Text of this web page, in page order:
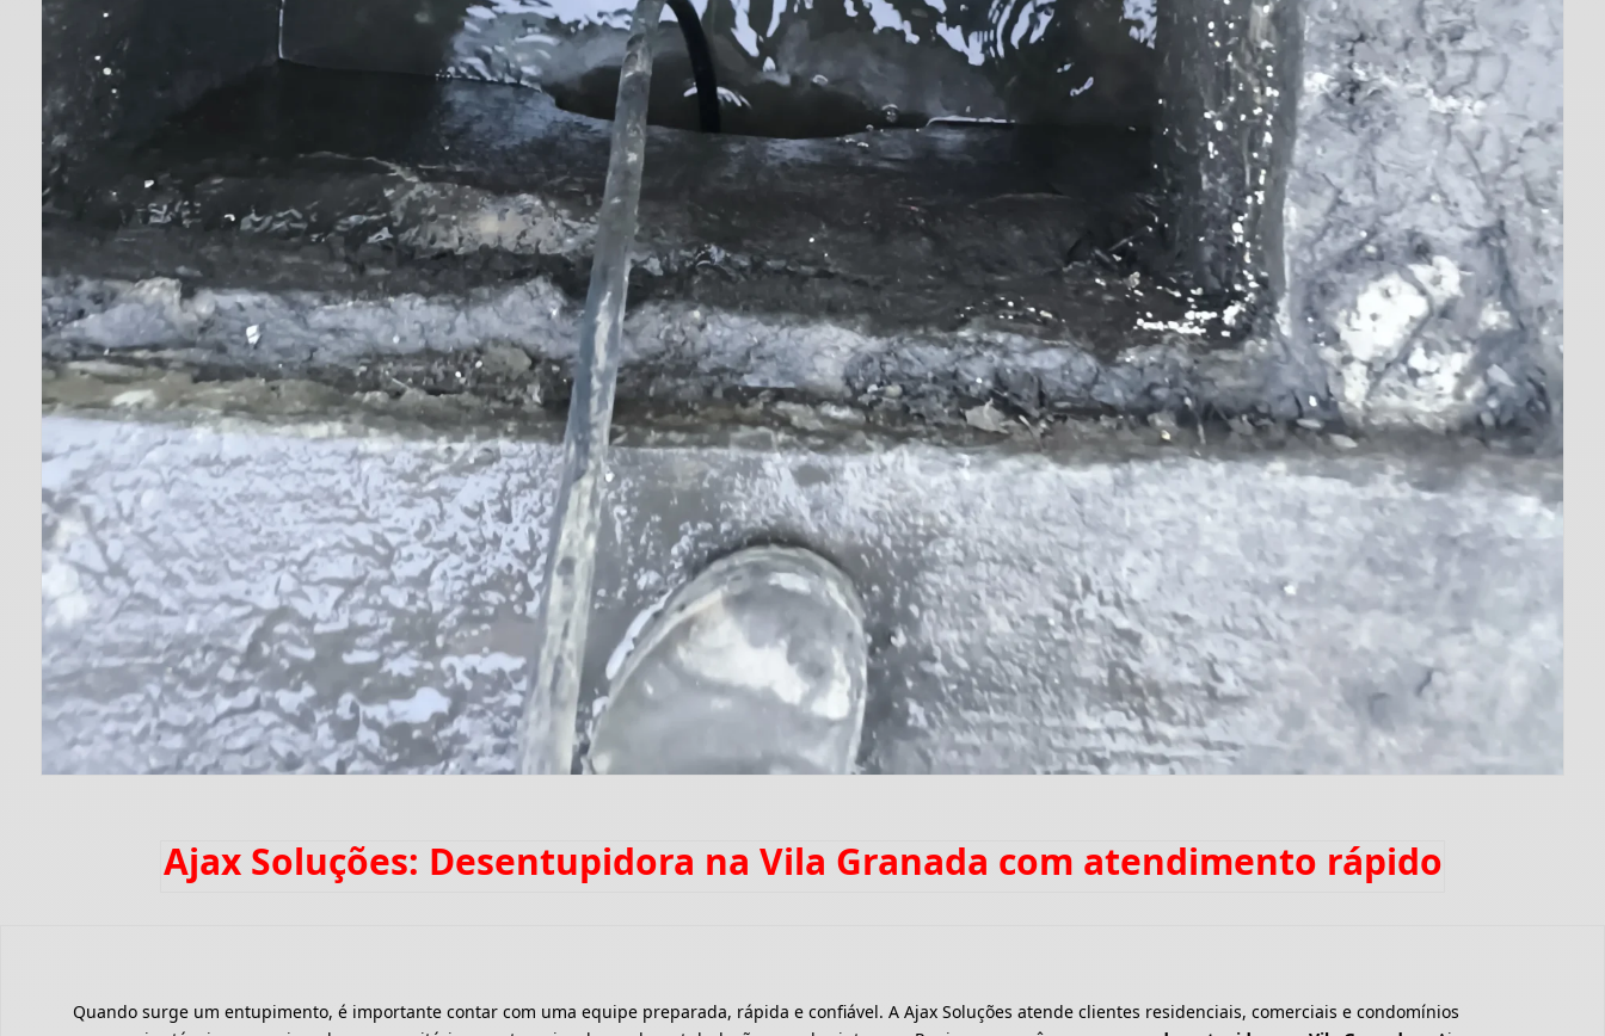
Ajax Soluções: Desentupidora na Vila Granada com atendimento rápido
Quando surge um entupimento, é importante contar com uma equipe preparada, rápida e confiável. A Ajax Soluções atende clientes residenciais, comerciais e condomínios